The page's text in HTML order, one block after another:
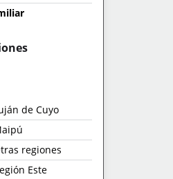
de Cuyo
regiones
Este